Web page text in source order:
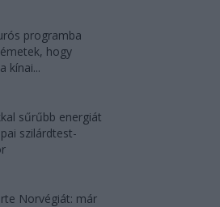
programba
hogy
kínai...
sűrűbb energiát
szilárdtest-
Norvégiát: már